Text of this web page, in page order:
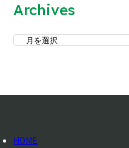
Archives
HOME